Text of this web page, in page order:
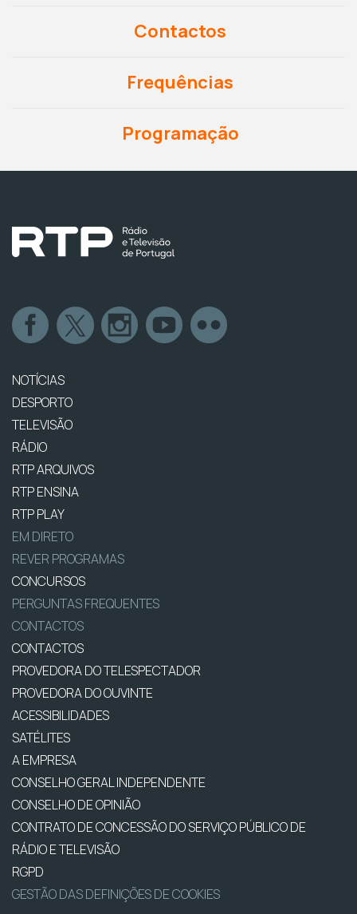
Contactos
Frequências
Programação
NOTÍCIAS
DESPORTO
TELEVISÃO
RÁDIO
RTP ARQUIVOS
RTP ENSINA
RTP PLAY
EM DIRETO
REVER PROGRAMAS
CONCURSOS
PERGUNTAS FREQUENTES
CONTACTOS
CONTACTOS
PROVEDORA DO TELESPECTADOR
PROVEDORA DO OUVINTE
ACESSIBILIDADES
SATÉLITES
A EMPRESA
CONSELHO GERAL INDEPENDENTE
CONSELHO DE OPINIÃO
CONTRATO DE CONCESSÃO DO SERVIÇO PÚBLICO DE
RÁDIO E TELEVISÃO
RGPD
GESTÃO DAS DEFINIÇÕES DE COOKIES